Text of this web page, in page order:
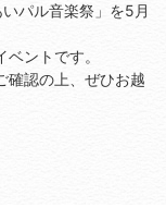
パル音楽祭」を5月
ントです。
確認の上、ぜひお越